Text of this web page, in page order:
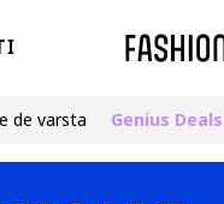
de varsta Genius Deals